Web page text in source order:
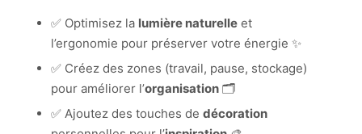
✅ Optimisez la lumière naturelleet
l’ergonomie pour préserver votre énergie ✨
✅ Créez des zones (travail, pause, stockage)
pour améliorer l’organisation🗂️
✅ Ajoutez des touches de décoration